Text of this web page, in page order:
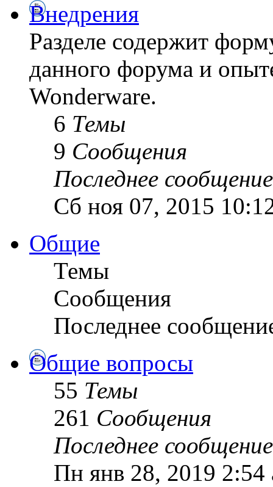
Внедрения
Разделе содержит
данного форума и
Wonderware.
6 Темы
9 Сообщения
Последнее сообщение
Сб ноя 07, 2015
Общие
Темы
Сообщения
Последнее
Общие вопросы
55 Темы
261 Сообщения
Последнее сообщение
Пн янв 28, 2019 2:54